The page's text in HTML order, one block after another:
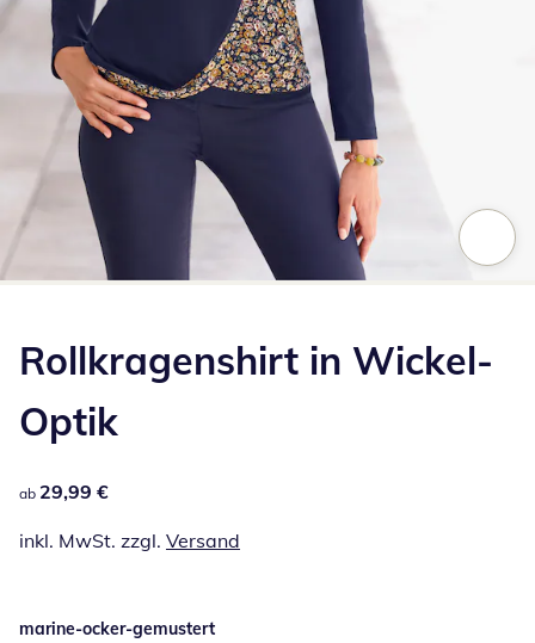
Rollkragenshirt in Wickel-
Optik
29,99 €
ab 29,99 €
inkl. MwSt. zzgl. Versand
marine-ocker-gemustert